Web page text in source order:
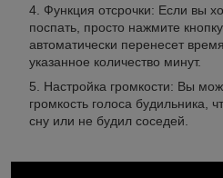
Функция отсрочки: Если вы
поспать, просто нажмите
автоматически перенесет
указанное количество минут.
Настройка громкости: Вы
громкость голоса
сну или не будил соседей.